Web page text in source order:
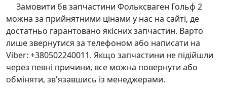
Замовити бв запчастини Фольксваген Гольф 2
можна за прийнятними цінами у нас на сайті, де
достатньо гарантовано якісних запчастин. Варто
лише звернутися за телефоном або написати на
Viber: +380502240011. Якщо запчастини не підійшли
через певні причини, все можна повернути або
обміняти, зв'язавшись із менеджерами.